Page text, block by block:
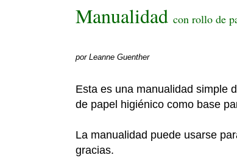
Manualidadcon rollo de
porLeanne Guenther
Esta es una manualidad simple
de papel higiénico como base
La manualidad puede usarse
gracias.